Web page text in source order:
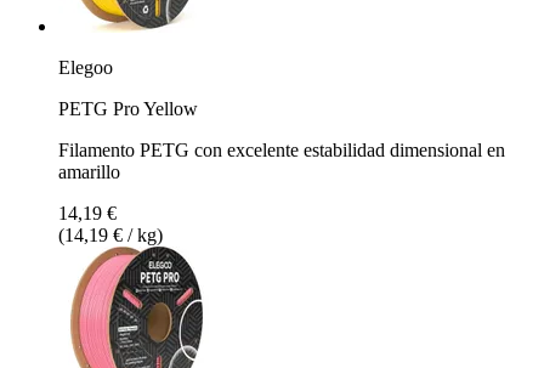
Elegoo
PETG Pro Yellow
Filamento PETG con excelente estabilidad dimensional en
amarillo
14,19 €
(14,19 € / kg)